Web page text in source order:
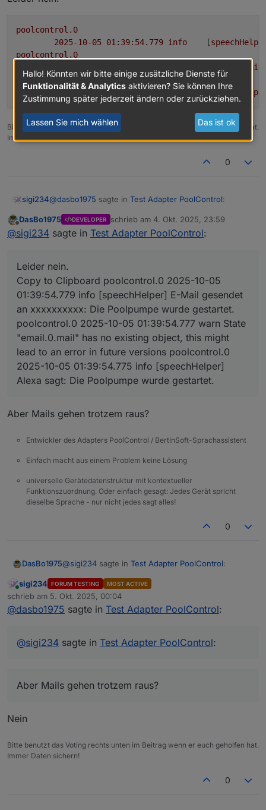
poolcontrol.0
info
	[
poolcontrol.0
poolcontrol.0
2025-10-05 01:39:54.775 info
	[
Bitte benutzt das Voting rechts unten im Beitrag wenn er euch geholfen hat.
Immer Daten sichern!
0
sigi234@dasbo1975 sagte in Test Adapter PoolControl:
@sigi234sagte inTest Adapter PoolControl
eine Existenzprüfung des E-Mail-
Adapters vor dem Versand,
Denke .mail ist falsch
behoben (hoffentlich) und auf gitub verfügbar
poolcontrol.0
2025-10-05 01:39:54.779	info
poolcontrol.0
2025-10-05 01:39:54.777	warn	State
poolcontrol.0
Offline
DasBo1975 DEVELOPER schrieb am 4. Okt. 2025, 23:59
zuletzt editiert von
@sigi234 sagte in Test Adapter PoolControl:
Leider nein.
Copy to Clipboard poolcontrol.0 2025-10-05
01:39:54.779 info [speechHelper] E-Mail gesendet
an xxxxxxxxxx: Die Poolpumpe wurde gestartet.
poolcontrol.0 2025-10-05 01:39:54.777 warn State
"email.0.mail" has no existing object, this might
lead to an error in future versions poolcontrol.0
2025-10-05 01:39:54.775 info [speechHelper]
Alexa sagt: Die Poolpumpe wurde gestartet.
Aber Mails gehen trotzem raus?
Entwickler des Adapters PoolControl / BertinSoft-Sprachassistent
Einfach macht aus einem Problem keine Lösung
universelle Gerätedatenstruktur mit kontextueller
Funktionszuordnung. Oder einfach gesagt: Jedes Gerät spricht
dieselbe Sprache - nur nicht jedes sagt alles!
0
DasBo1975@sigi234 sagte in Test Adapter PoolControl:
Leider nein.
Copy to Clipboard poolcontrol.0 2025-10-05
01:39:54.779 info [speechHelper] E-Mail
wurde gestartet. poolcontrol.0 2025-10-05
01:39:54.775 info [speechHelper] Alexa sagt:
Aber Mails gehen trotzem raus?
Online
sigi234 FORUM TESTING MOST ACTIVE
schrieb am 5. Okt. 2025, 00:04
zuletzt editiert von
@dasbo1975 sagte in Test Adapter PoolControl:
@sigi234 sagte in Test Adapter PoolControl:
Aber Mails gehen trotzem raus?
Nein
Bitte benutzt das Voting rechts unten im Beitrag wenn er euch geholfen hat.
Immer Daten sichern!
0
Hallo! Könnten wir bitte einige zusätzliche Dienste für
Funktionalität & Analytics aktivieren? Sie können Ihre
Zustimmung später jederzeit ändern oder zurückziehen.
Lassen Sie mich wählen Das ist ok